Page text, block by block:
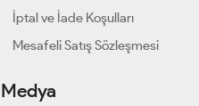
İptal ve İade Koşulları
Mesafeli Satış Sözleşmesi